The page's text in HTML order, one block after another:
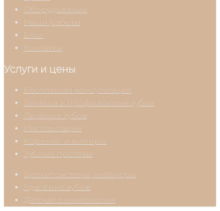
Оборудование
Наши работы
Блог
Контакты
Услуги и цены
Бесплатная консультация
Гигиена и профилактика зубов
Лечение зубов
Имплантация
Коронки и виниры
Зубные протезы
Брекет системы, элайнеры
Удаление зубов
Детская стоматология